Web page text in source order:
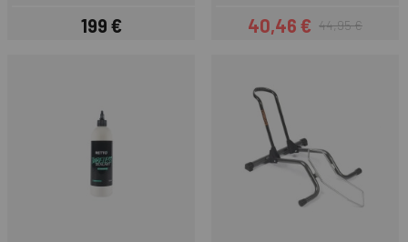
Preis
199 € Preis
40,46 €Regulärer Preis
44,95 €